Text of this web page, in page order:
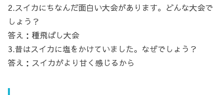
2.スイカにちなんだ面白い大会があります。どんな大会で
しょう？
答え：種飛ばし大会
3.昔はスイカに塩をかけていました。なぜでしょう？
答え：スイカがより甘く感じるから